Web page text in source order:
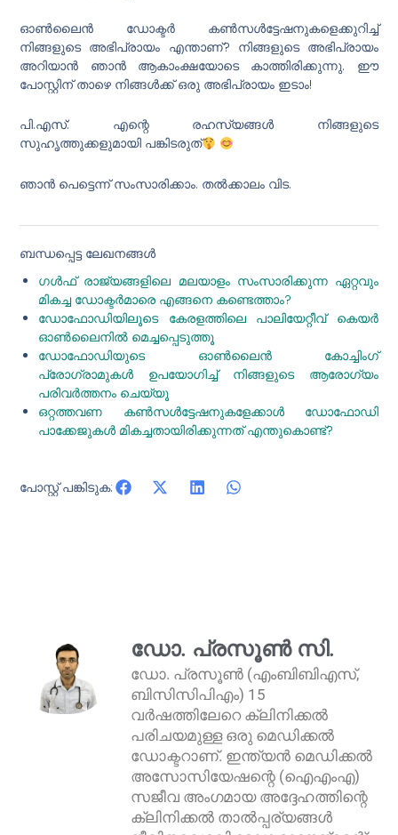
ഓൺലൈൻ ഡോക്ടർ കൺസൾട്ടേഷനുകളെക്കുറിച്ച്
നിങ്ങളുടെ അഭിപ്രായം എന്താണ്? നിങ്ങളുടെ അഭിപ്രായം
അറിയാൻ ഞാൻ ആകാംക്ഷയോടെ കാത്തിരിക്കുന്നു. ഈ
പോസ്റ്റിന് താഴെ നിങ്ങൾക്ക് ഒരു അഭിപ്രായം ഇടാം!
പി.എസ്: എന്റെ രഹസ്യങ്ങൾ നിങ്ങളുടെ
സുഹൃത്തുക്കളുമായി പങ്കിടരുത്
ഞാൻ പെട്ടെന്ന് സംസാരിക്കാം. തൽക്കാലം വിട.
ബന്ധപ്പെട്ട ലേഖനങ്ങൾ
ഗൾഫ് രാജ്യങ്ങളിലെ മലയാളം സംസാരിക്കുന്ന ഏറ്റവും
മികച്ച ഡോക്ടർമാരെ എങ്ങനെ കണ്ടെത്താം?
ഡോഫോഡിയിലൂടെ കേരളത്തിലെ പാലിയേറ്റീവ് കെയർ
ഓൺലൈനിൽ മെച്ചപ്പെടുത്തൂ
ഡോഫോഡിയുടെ ഓൺലൈൻ കോച്ചിംഗ്
പ്രോഗ്രാമുകൾ ഉപയോഗിച്ച് നിങ്ങളുടെ ആരോഗ്യം
പരിവർത്തനം ചെയ്യൂ
ഒറ്റത്തവണ കൺസൾട്ടേഷനുകളേക്കാൾ ഡോഫോഡി
പാക്കേജുകൾ മികച്ചതായിരിക്കുന്നത് എന്തുകൊണ്ട്?
പോസ്റ്റ് പങ്കിടുക:
ഡോ. പ്രസൂൺ സി.
ഡോ. പ്രസൂൺ (എംബിബിഎസ്,
ബിസിസിപിഎം) 15
വർഷത്തിലേറെ ക്ലിനിക്കൽ
പരിചയമുള്ള ഒരു മെഡിക്കൽ
ഡോക്ടറാണ്. ഇന്ത്യൻ മെഡിക്കൽ
അസോസിയേഷന്റെ (ഐഎംഎ)
സജീവ അംഗമായ അദ്ദേഹത്തിന്റെ
ക്ലിനിക്കൽ താൽപ്പര്യങ്ങൾ